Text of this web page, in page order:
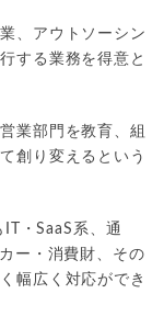
、アウトソーシン
する業務を得意と
業部門を教育、組
創り変えるという
・SaaS系、通
ー・消費財、その
幅広く対応ができ